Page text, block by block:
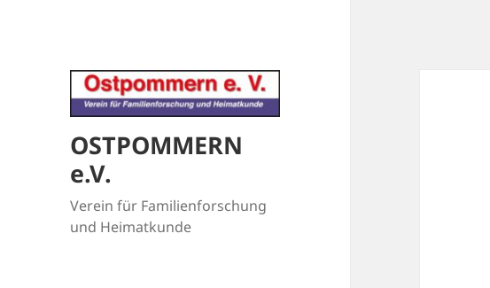
OSTPOMMERN
e.V.
Verein für Familienforschung
und Heimatkunde